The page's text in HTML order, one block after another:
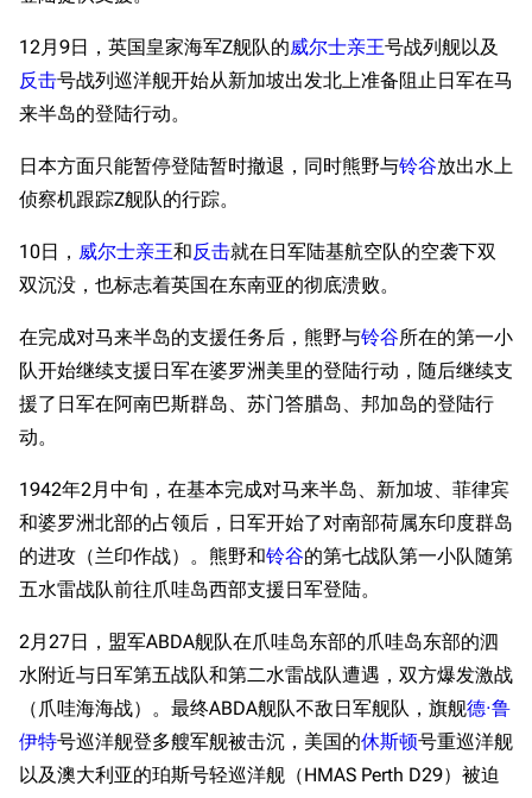
12月9日，英国皇家海军Z舰队的威尔士亲王号战列舰以及
反击号战列巡洋舰开始从新加坡出发北上准备阻止日军在马
来半岛的登陆行动。
日本方面只能暂停登陆暂时撤退，同时熊野与铃谷放出水上
侦察机跟踪Z舰队的行踪。
10日， 威尔士亲王和反击就在日军陆基航空队的空袭下双
双沉没，也标志着英国在东南亚的彻底溃败。
在完成对马来半岛的支援任务后，熊野与铃谷所在的第一小
队开始继续支援日军在婆罗洲美里的登陆行动，随后继续支
援了日军在阿南巴斯群岛、苏门答腊岛、邦加岛的登陆行
动。
1942年2月中旬，在基本完成对马来半岛、新加坡、菲律宾
和婆罗洲北部的占领后，日军开始了对南部荷属东印度群岛
的进攻（兰印作战）。熊野和铃谷的第七战队第一小队随第
五水雷战队前往爪哇岛西部支援日军登陆。
2月27日，盟军ABDA舰队在爪哇岛东部的爪哇岛东部的泗
水附近与日军第五战队和第二水雷战队遭遇，双方爆发激战
（爪哇海海战）。最终ABDA舰队不敌日军舰队，旗舰德·鲁
伊特号巡洋舰登多艘军舰被击沉，美国的休斯顿号重巡洋舰
以及澳大利亚的珀斯号轻巡洋舰（HMAS Perth D29）被迫